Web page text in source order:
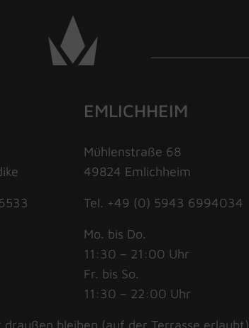
EMLICHHEIM
Mühlenstraße 68
49824 Emlichheim
Tel. +49 (0) 5943 6994034
Mo. bis Do.
11:30 – 21:00 Uhr
Fr. bis So.
11:30 – 22:00 Uhr
draußen bleiben (auf der Terrasse erlaubt).